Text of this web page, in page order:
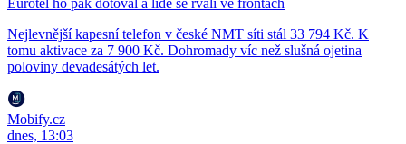
Nejlevnější kapesní telefon v české NMT síti stál 33 794 Kč. K
tomu aktivace za 7 900 Kč. Dohromady víc než slušná ojetina
poloviny devadesátých let.
Mobify.cz
dnes, 13:03